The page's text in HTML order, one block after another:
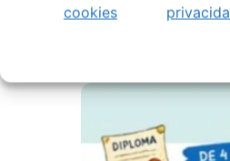
cookiesCampus Infantil y